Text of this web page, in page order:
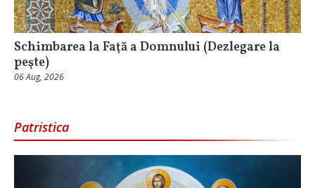
Schimbarea la Faţă a Domnului (Dezlegare la
peşte)
06 Aug, 2026
Patristica